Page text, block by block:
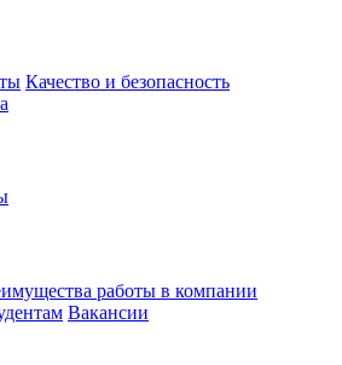
Качество и безопасность
работы в компании
Вакансии